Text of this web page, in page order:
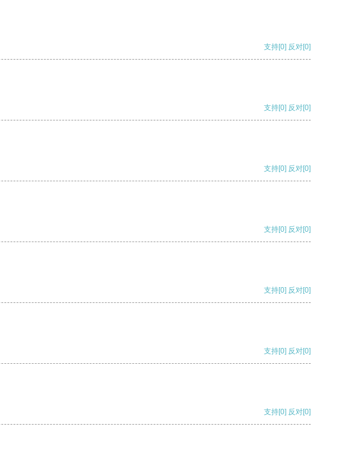
支持[0] 反对[0]
支持[0] 反对[0]
支持[0] 反对[0]
支持[0] 反对[0]
支持[0] 反对[0]
支持[0] 反对[0]
支持[0] 反对[0]